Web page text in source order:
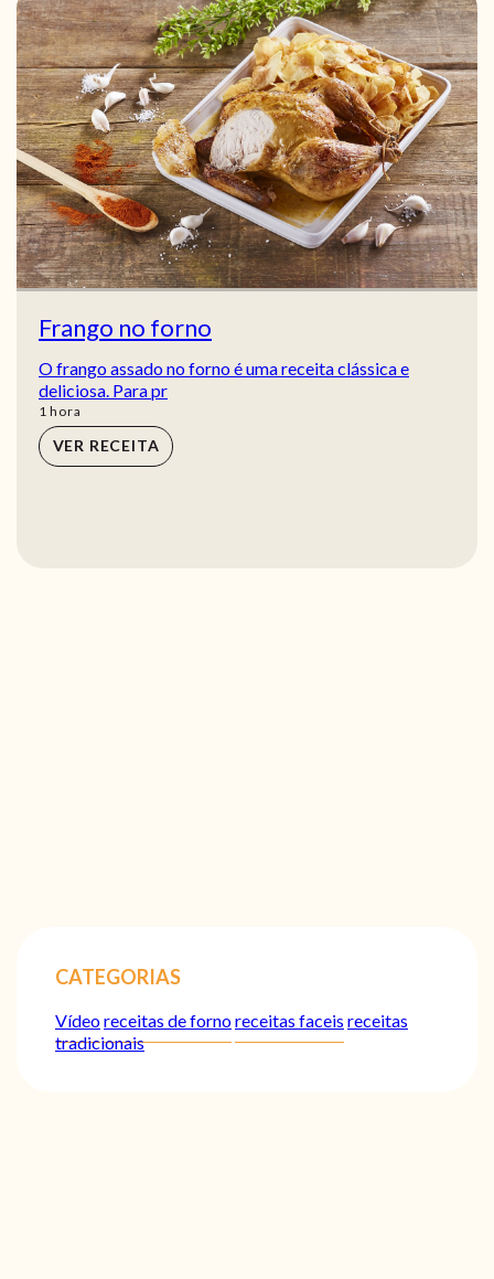
Frango no forno
O frango assado no forno é uma receita clássica e
deliciosa. Para pr
1 hora
hora
VER RECEITA
CATEGORIAS
Vídeoreceitas de fornoreceitas faceis receitas
tradicionais